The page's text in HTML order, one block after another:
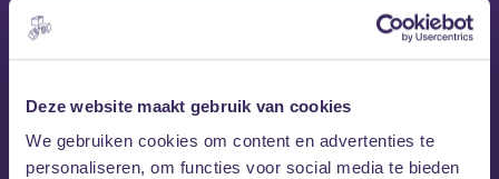
Deze website maakt gebruik van cookies
We gebruiken cookies om content en advertenties te
personaliseren, om functies voor social media te bieden
Don’t miss out and mark your calendars!
Time: 23:00 – 04:00